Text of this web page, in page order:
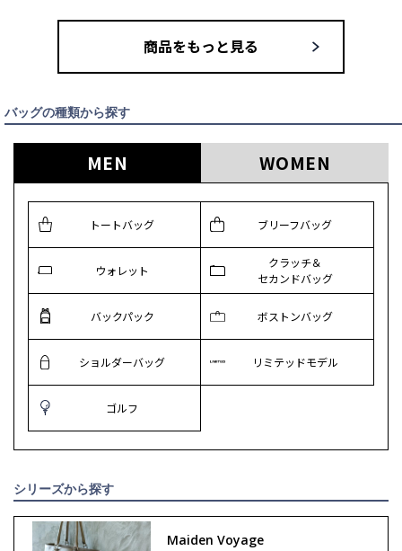
商品をもっと見る
バッグの種類から探す
MEN WOMEN
トートバッグ ブリーフバッグ
ウォレット
クラッチ＆
セカンドバッグ
バックパック ボストンバッグ
ショルダーバッグ リミテッドモデル
ゴルフ
シリーズから探す
Maiden Voyage